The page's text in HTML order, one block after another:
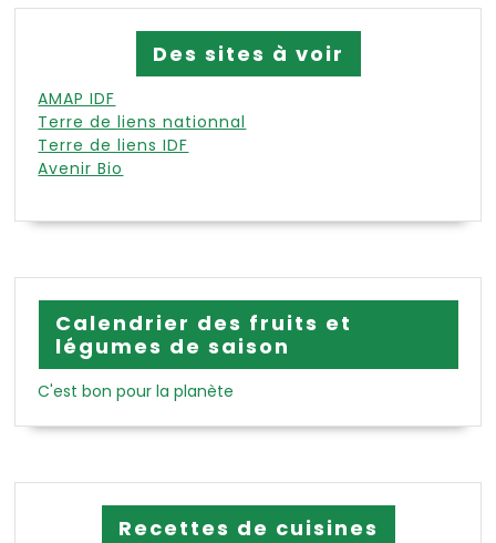
Des sites à voir
AMAP IDF
Terre de liens nationnal
Terre de liens IDF
Avenir Bio
Calendrier des fruits et
légumes de saison
C'est bon pour la planète
Recettes de cuisines